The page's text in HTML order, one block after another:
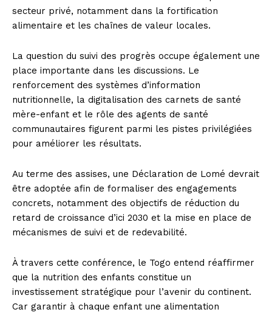
secteur privé, notamment dans la fortification
alimentaire et les chaînes de valeur locales.
La question du suivi des progrès occupe également une
place importante dans les discussions. Le
renforcement des systèmes d’information
nutritionnelle, la digitalisation des carnets de santé
mère-enfant et le rôle des agents de santé
communautaires figurent parmi les pistes privilégiées
pour améliorer les résultats.
Au terme des assises, une Déclaration de Lomé devrait
être adoptée afin de formaliser des engagements
concrets, notamment des objectifs de réduction du
retard de croissance d’ici 2030 et la mise en place de
mécanismes de suivi et de redevabilité.
À travers cette conférence, le Togo entend réaffirmer
que la nutrition des enfants constitue un
investissement stratégique pour l’avenir du continent.
Car garantir à chaque enfant une alimentation